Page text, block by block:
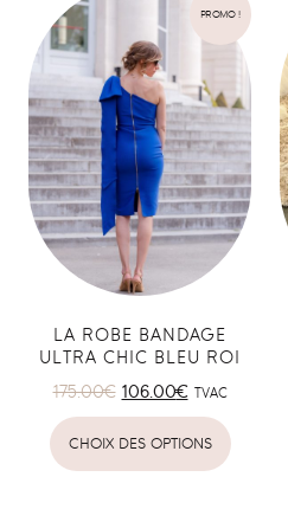
PROMO !
LA ROBE BANDAGE
ULTRA CHIC BLEU ROI
175.00€ 106.00€ TVAC
CHOIX DES OPTIONS